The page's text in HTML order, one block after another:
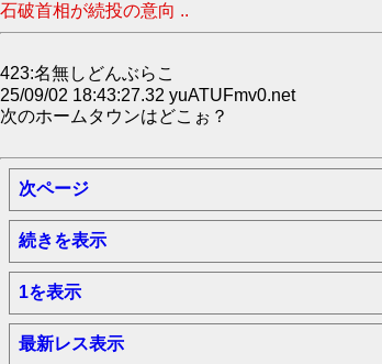
石破首相が続投の意向 ..
423:名無しどんぶらこ
25/09/02 18:43:27.32 yuATUFmv0.net
次のホームタウンはどこぉ？
次ページ
続きを表示
1を表示
最新レス表示